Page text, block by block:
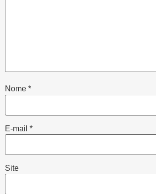
Nome *
E-mail *
Site